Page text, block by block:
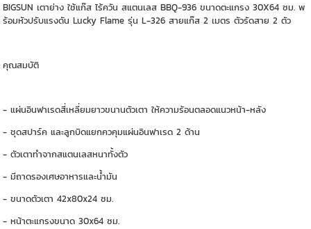
BIGSUN เตาย่าง ใช้แก๊ส ไร้ควัน สแตนเลส BBQ-936 ขนาดตะแกรง 30X64 ซม. พ
ร้อมหัวปรับแรงดัน Lucky Flame รุ่น L-326 สายแก๊ส 2 เมตร ตัวรัดสาย 2 ตัว
คุณสมบัติ
- แผ่นอินฟาเรดสี่เหลี่ยมยาวขนานตัวเตา ให้ความร้อนตลอดแนวหน้า-หลัง
- ชุดสปาร์ค และลูกบิดแยกควคุมแผ่นอินฟาเรด 2 ด้าน
- ตัวเตาทำจากสแตนเลสหนาทั้งตัว
- มีถาดรองเศษอาหารและน้ำมัน
- ขนาดตัวเตา 42x80x24 ซม.
- หน้าตะแกรงขนาด 30x64 ซม.